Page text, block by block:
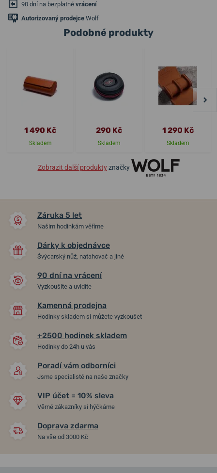
90 dní na bezplatné vrácení
Autorizovaný prodejce Wolf
Podobné produkty
1 490 Kč
Skladem
290 Kč
Skladem
1 290 Kč
Skladem
Zobrazit další produktyznačky
Záruka 5 let
Našim hodinkám věříme
Dárky k objednávce
Švýcarský nůž, natahovač a jiné
90 dní na vrácení
Vyzkoušíte a uvidíte
Kamenná prodejna
Hodinky skladem si můžete vyzkoušet
+2500 hodinek skladem
Hodinky do 24h u vás
Poradí vám odborníci
Jsme specialisté na naše značky
VIP účet = 10% sleva
Věrné zákazníky si hýčkáme
Doprava zdarma
Na vše od 3000 Kč